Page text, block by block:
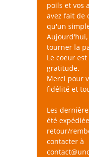
poils et vos
avez fait de
qu'un
tourner la
Le coeur
gratitude.
Merci pour
fidélité et
Les
été
retour/
contacter à